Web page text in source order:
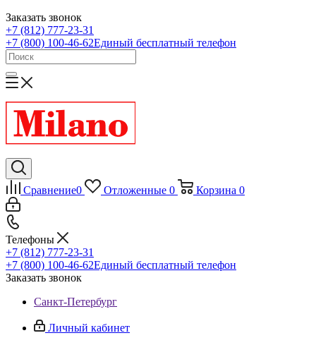
Заказать звонок
+7 (812) 777-23-31
+7 (800) 100-46-62Единый бесплатный телефон
Сравнение0 Отложенные 0 Корзина 0
Телефоны
+7 (812) 777-23-31
+7 (800) 100-46-62Единый бесплатный телефон
Заказать звонок
Санкт-Петербург
Личный кабинет